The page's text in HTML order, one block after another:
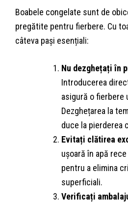
Boabele congelate sunt de
pregătite pentru fierbere. Cu
câteva pași esențiali:
Nu dezghețați în
Introducerea
asigură o fierbere
Dezghețarea la
duce la pierderea
Evitați clătirea
ușoară în apă
pentru a elimina
superficiali.
Verificați